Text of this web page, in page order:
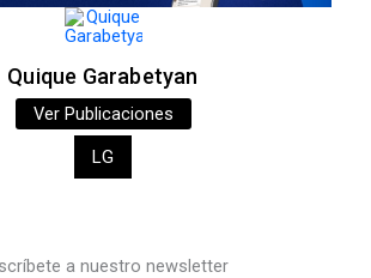
Quique Garabetyan
Ver Publicaciones
LG
a nuestro newsletter